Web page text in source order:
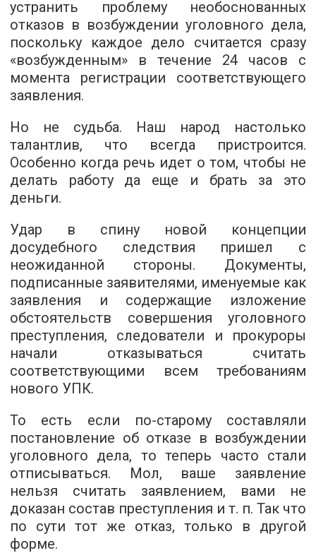
устранить проблему необоснованных
отказов в возбуждении уголовного дела,
поскольку каждое дело считается сразу
«возбужденным» в течение 24 часов с
момента регистрации соответствующего
заявления.
Но не судьба. Наш народ настолько
талантлив, что всегда пристроится.
Особенно когда речь идет о том, чтобы не
делать работу да еще и брать за это
деньги.
Удар в спину новой концепции
досудебного следствия пришел с
неожиданной стороны. Документы,
подписанные заявителями, именуемые как
заявления и содержащие изложение
обстоятельств совершения уголовного
преступления, следователи и прокуроры
начали отказываться считать
соответствующими всем требованиям
нового УПК.
То есть если по-старому составляли
постановление об отказе в возбуждении
уголовного дела, то теперь часто стали
отписываться. Мол, ваше заявление
нельзя считать заявлением, вами не
доказан состав преступления и т. п. Так что
по сути тот же отказ, только в другой
форме.